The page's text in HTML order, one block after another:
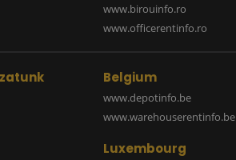
www.birouinfo.ro
www.officerentinfo.ro
Belgium
www.depotinfo.be
www.warehouserentinfo.be
Luxembourg